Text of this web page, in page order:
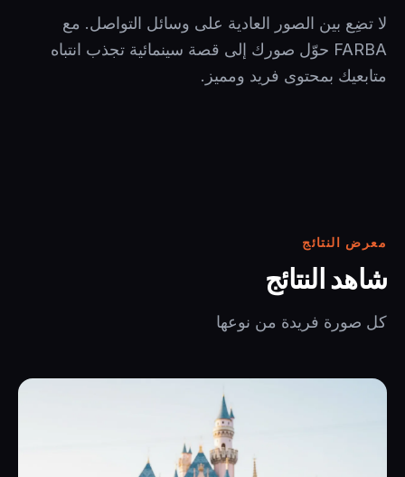
لا تضِع بين الصور العادية على وسائل التواصل. مع
FARBA حوّل صورك إلى قصة سينمائية تجذب انتباه
متابعيك بمحتوى فريد ومميز.
معرض النتائج
شاهد النتائج
كل صورة فريدة من نوعها